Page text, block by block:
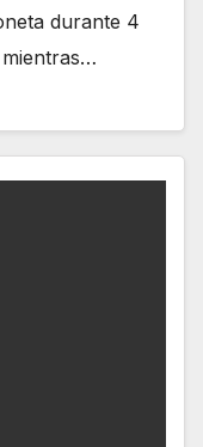
durante 4
mientras…